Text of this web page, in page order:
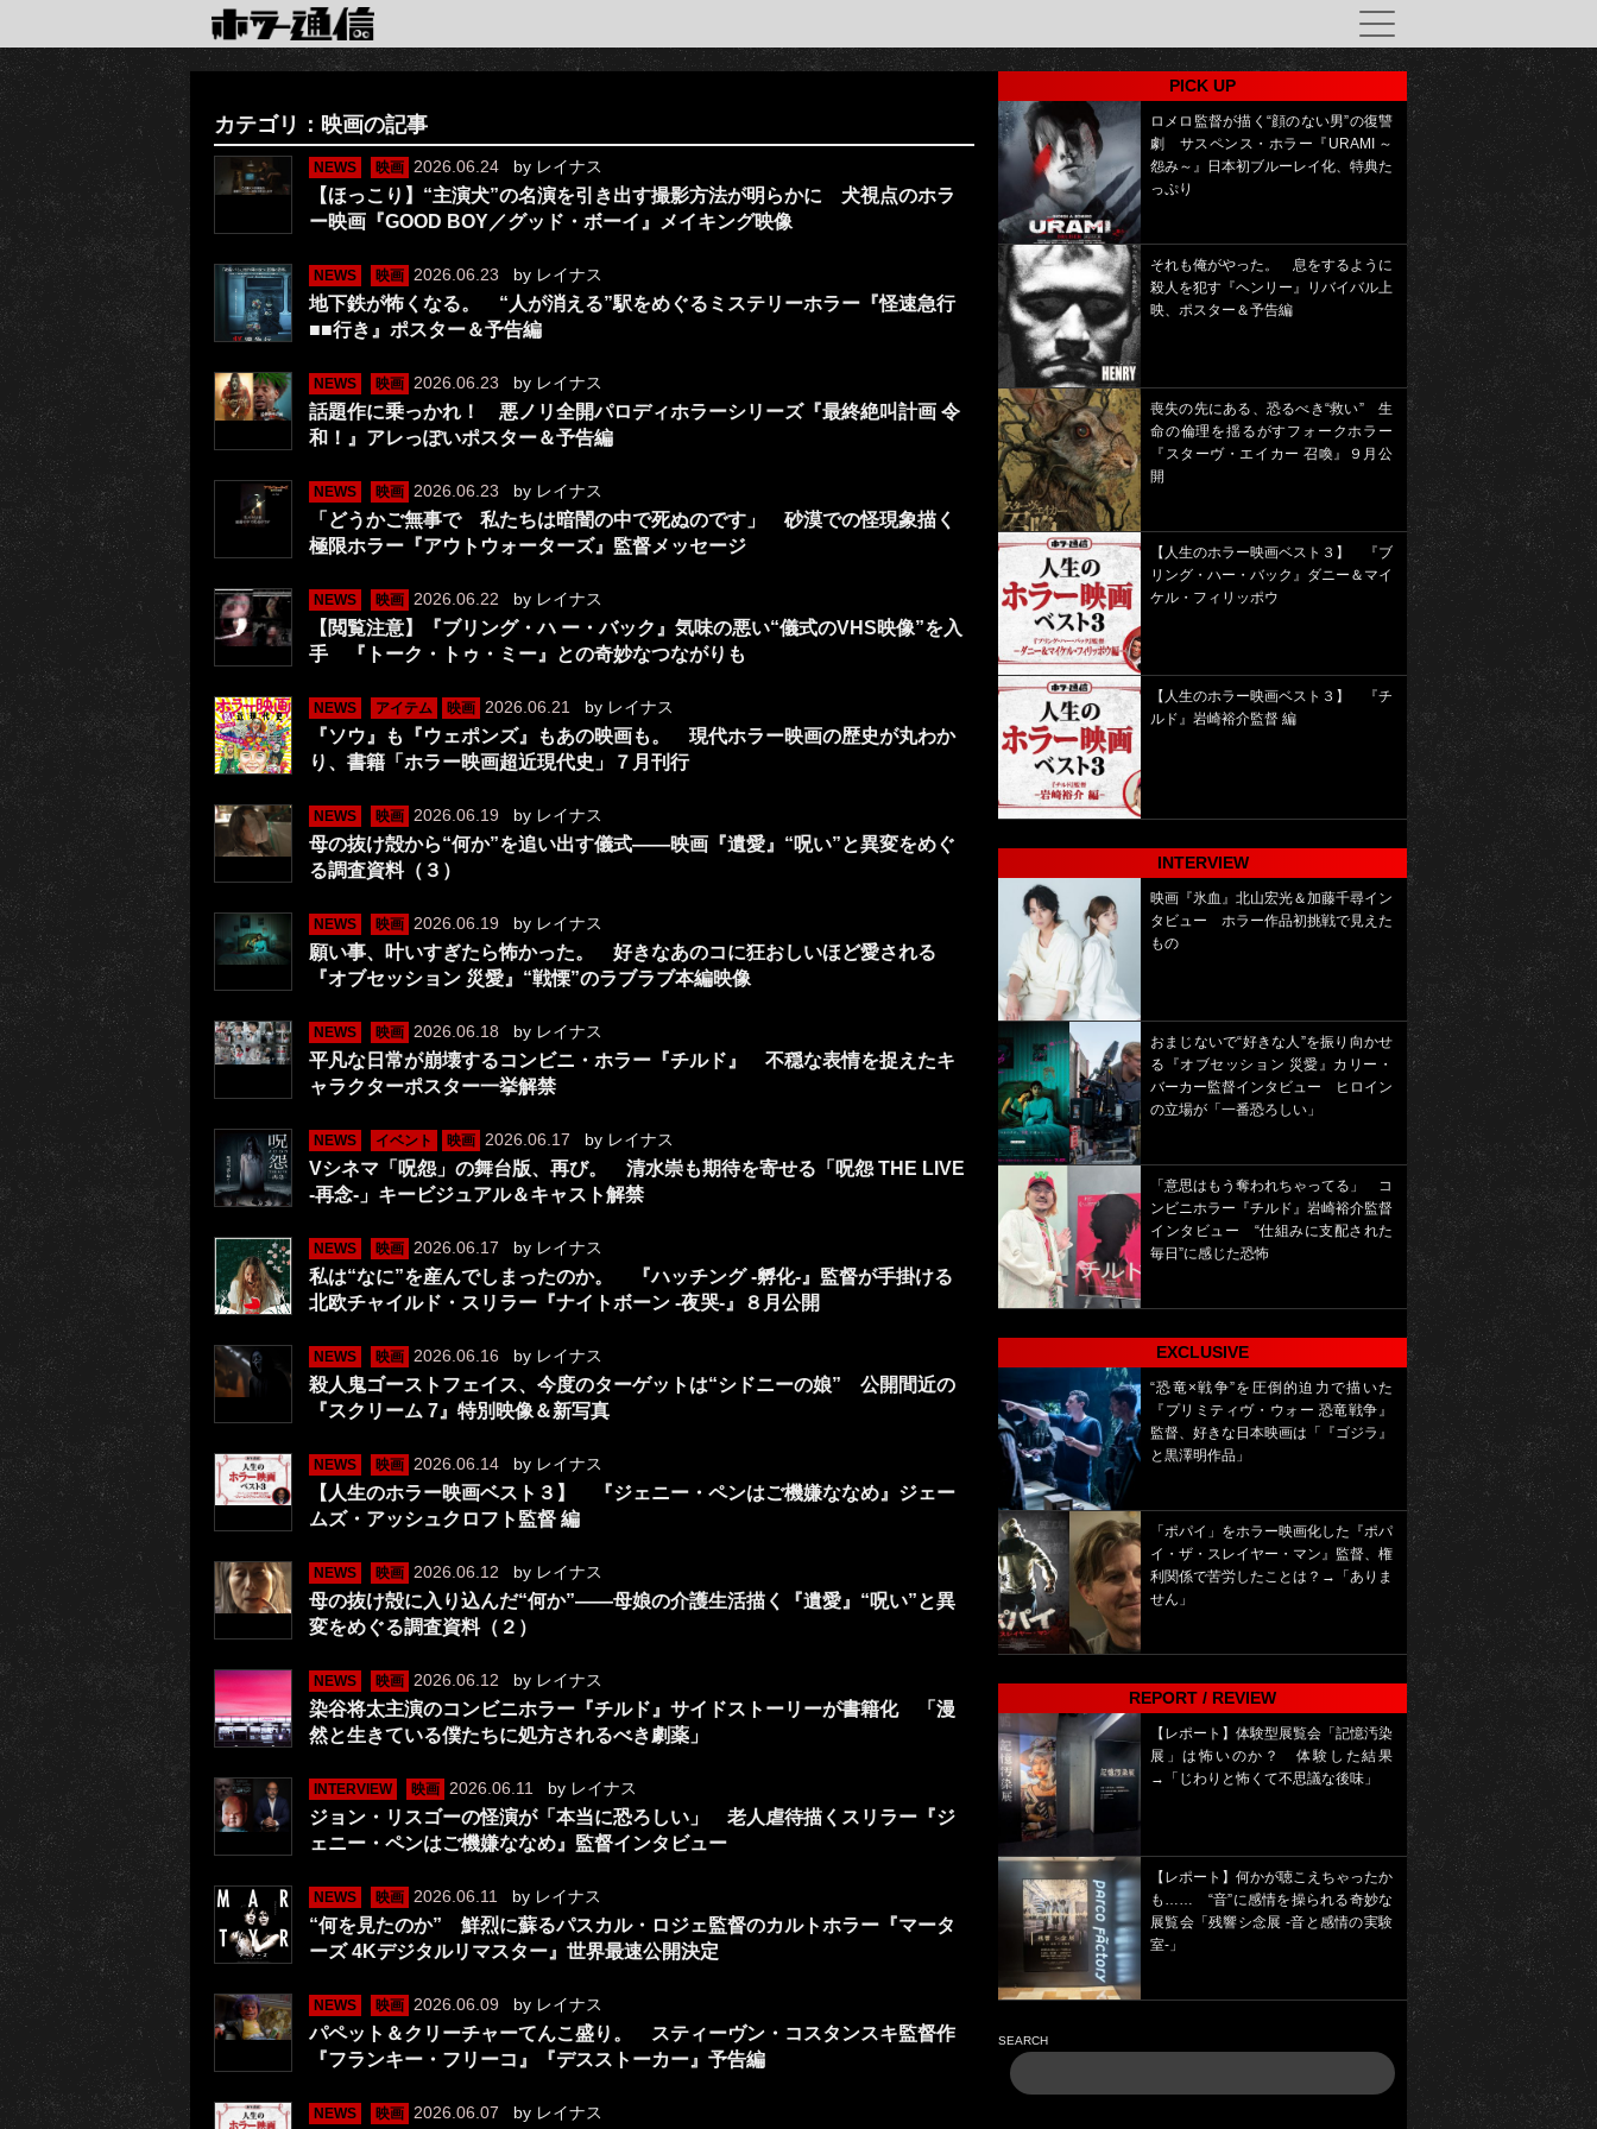
カテゴリ：映画の記事
NEWS 映画 2026.06.24 by レイナス
【ほっこり】“主演犬”の名演を引き出す撮影方法が明らかに 犬視点のホラ
ー映画『GOOD BOY／グッド・ボーイ』メイキング映像
NEWS 映画 2026.06.23 by レイナス
地下鉄が怖くなる。 “人が消える”駅をめぐるミステリーホラー『怪速急行
■■行き』ポスター＆予告編
NEWS 映画 2026.06.23 by レイナス
話題作に乗っかれ！ 悪ノリ全開パロディホラーシリーズ『最終絶叫計画 令
和！』アレっぽいポスター＆予告編
NEWS 映画 2026.06.23 by レイナス
「どうかご無事で 私たちは暗闇の中で死ぬのです」 砂漠での怪現象描く
極限ホラー『アウトウォーターズ』監督メッセージ
NEWS 映画 2026.06.22 by レイナス
【閲覧注意】『ブリング・ハ ー・バック』気味の悪い“儀式のVHS映像”を入
手 『トーク・トゥ・ミー』との奇妙なつながりも
NEWS アイテム 映画 2026.06.21 by レイナス
『ソウ』も『ウェポンズ』もあの映画も。 現代ホラー映画の歴史が丸わか
り、書籍「ホラー映画超近現代史」７月刊行
NEWS 映画 2026.06.19 by レイナス
母の抜け殻から“何か”を追い出す儀式――映画『遺愛』“呪い”と異変をめぐ
る調査資料（３）
NEWS 映画 2026.06.19 by レイナス
願い事、叶いすぎたら怖かった。 好きなあのコに狂おしいほど愛される
『オブセッション 災愛』“戦慄”のラブラブ本編映像
NEWS 映画 2026.06.18 by レイナス
平凡な日常が崩壊するコンビニ・ホラー『チルド』 不穏な表情を捉えたキ
ャラクターポスター一挙解禁
NEWS イベント 映画 2026.06.17 by レイナス
Vシネマ「呪怨」の舞台版、再び。 清水崇も期待を寄せる「呪怨 THE LIVE
-再念-」キービジュアル＆キャスト解禁
NEWS 映画 2026.06.17 by レイナス
私は“なに”を産んでしまったのか。 『ハッチング -孵化-』監督が手掛ける
北欧チャイルド・スリラー『ナイトボーン -夜哭-』８月公開
NEWS 映画 2026.06.16 by レイナス
殺人鬼ゴーストフェイス、今度のターゲットは“シドニーの娘” 公開間近の
『スクリーム 7』特別映像＆新写真
NEWS 映画 2026.06.14 by レイナス
【人生のホラー映画ベスト３】 『ジェニー・ペンはご機嫌ななめ』ジェー
ムズ・アッシュクロフト監督 編
NEWS 映画 2026.06.12 by レイナス
母の抜け殻に入り込んだ“何か”――母娘の介護生活描く『遺愛』“呪い”と異
変をめぐる調査資料（２）
NEWS 映画 2026.06.12 by レイナス
染谷将太主演のコンビニホラー『チルド』サイドストーリーが書籍化 「漫
然と生きている僕たちに処方されるべき劇薬」
INTERVIEW 映画 2026.06.11 by レイナス
ジョン・リスゴーの怪演が「本当に恐ろしい」 老人虐待描くスリラー『ジ
ェニー・ペンはご機嫌ななめ』監督インタビュー
NEWS 映画 2026.06.11 by レイナス
“何を見たのか” 鮮烈に蘇るパスカル・ロジェ監督のカルトホラー『マータ
ーズ 4Kデジタルリマスター』世界最速公開決定
NEWS 映画 2026.06.09 by レイナス
パペット＆クリーチャーてんこ盛り。 スティーヴン・コスタンスキ監督作
『フランキー・フリーコ』『デスストーカー』予告編
NEWS 映画 2026.06.07 by レイナス
PICK UP
ロメロ監督が描く“顔のない男”の復讐
劇 サスペンス・ホラー『URAMI ～
怨み～』日本初ブルーレイ化、特典た
っぷり
それも俺がやった。 息をするように
殺人を犯す『ヘンリー』リバイバル上
映、ポスター＆予告編
喪失の先にある、恐るべき“救い” 生
命の倫理を揺るがすフォークホラー
『スターヴ・エイカー 召喚』９月公
開
【人生のホラー映画ベスト３】 『ブ
リング・ハー・バック』ダニー＆マイ
ケル・フィリッポウ
【人生のホラー映画ベスト３】 『チ
ルド』岩崎裕介監督 編
INTERVIEW
映画『氷血』北山宏光＆加藤千尋イン
タビュー ホラー作品初挑戦で見えた
もの
おまじないで“好きな人”を振り向かせ
る『オブセッション 災愛』カリー・
バーカー監督インタビュー ヒロイン
の立場が「一番恐ろしい」
「意思はもう奪われちゃってる」 コ
ンビニホラー『チルド』岩崎裕介監督
インタビュー “仕組みに支配された
毎日”に感じた恐怖
EXCLUSIVE
“恐竜×戦争”を圧倒的迫力で描いた
『プリミティヴ・ウォー 恐竜戦争』
監督、好きな日本映画は「『ゴジラ』
と黒澤明作品」
「ポパイ」をホラー映画化した『ポパ
イ・ザ・スレイヤー・マン』監督、権
利関係で苦労したことは？→「ありま
せん」
REPORT / REVIEW
【レポート】体験型展覧会「記憶汚染
展」は怖いのか？ 体験した結果
→「じわりと怖くて不思議な後味」
【レポート】何かが聴こえちゃったか
も…… “音”に感情を操られる奇妙な
展覧会「残響シ念展 -⾳と感情の実験
室-」
SEARCH